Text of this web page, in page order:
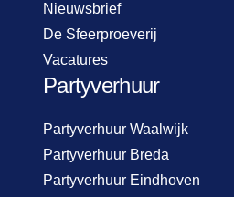
Nieuwsbrief
De Sfeerproeverij
Vacatures
Partyverhuur
Partyverhuur Waalwijk
Partyverhuur Breda
Partyverhuur Eindhoven